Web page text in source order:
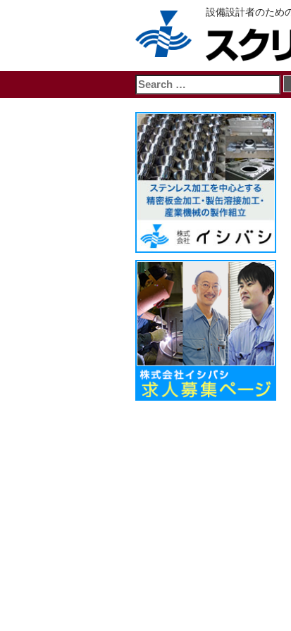
設備設計者のため